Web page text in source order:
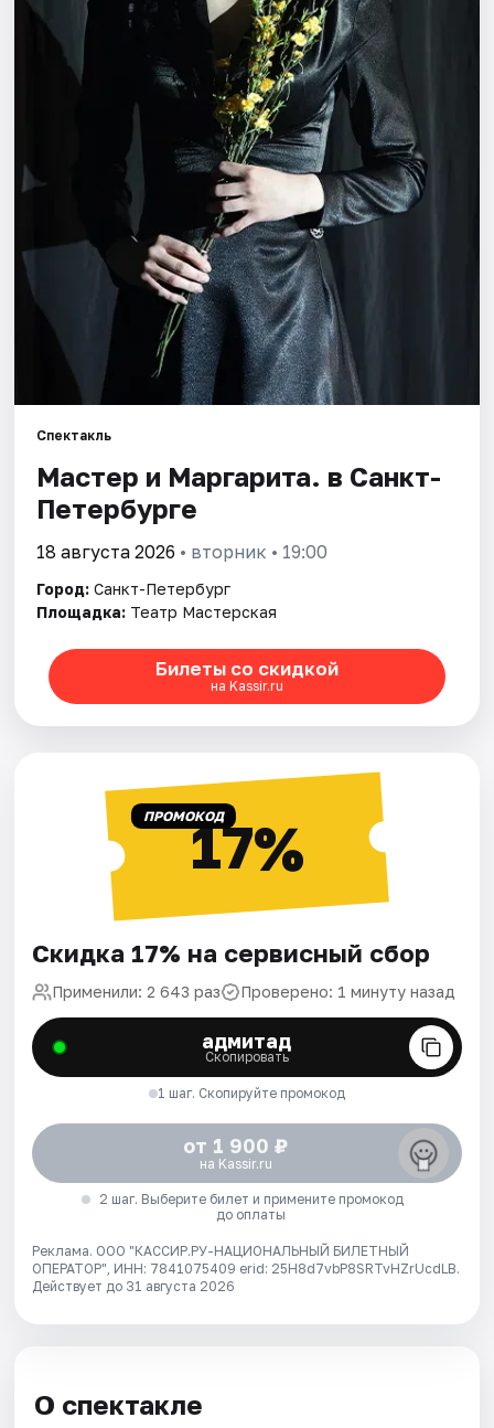
Города
Спектакль
Мастер и Маргарита. в Санкт-
Петербурге
18 августа 2026 • вторник • 19:00
Город: Санкт-Петербург
Площадка: Театр Мастерская
Билеты со скидкой
на Kassir.ru
ПРОМОКОД17%
Скидка 17% на сервисный сбор
Применили: 2 643 раз Проверено: 1 минуту назад
адмитад
Скопировать
1 шаг. Скопируйте промокод
от 1 900 ₽
на Kassir.ru
2 шаг. Выберите билет и примените промокод
до оплаты
Реклама. ООО "КАССИР.РУ-НАЦИОНАЛЬНЫЙ БИЛЕТНЫЙ
ОПЕРАТОР", ИНН: 7841075409 erid: 25H8d7vbP8SRTvHZrUcdLB.
Действует до 31 августа 2026
О спектакле